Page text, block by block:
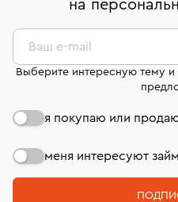
дней на возврат.
комиссионных украшений
странице«Возврат
сертификаты МГУ и
лабораторий
на
Ваш e-mail
Выберите интересную тему
я покупаю или
меня интересуют